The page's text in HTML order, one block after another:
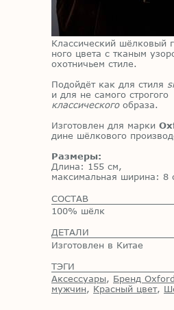
Клас­си­че­ский шёл­ко­вый
но­го цве­та с тка­ным
охот­ни­чьем сти­ле.
По­дой­дёт как для сти­ля
и для не са­мо­го стро­го­го
классическогооб­ра­за.
Из­го­тов­лен для мар­ки
дине шёл­ко­во­го
Размеры:
Дли­на: 155 см,
мак­си­маль­ная ши­ри­на: 8
СОСТАВ
100% шёлк
ДЕТАЛИ
Изготовлен в Китае
ТЭГИ
Аксессуары, Бренд
мужчин, Красный цвет,